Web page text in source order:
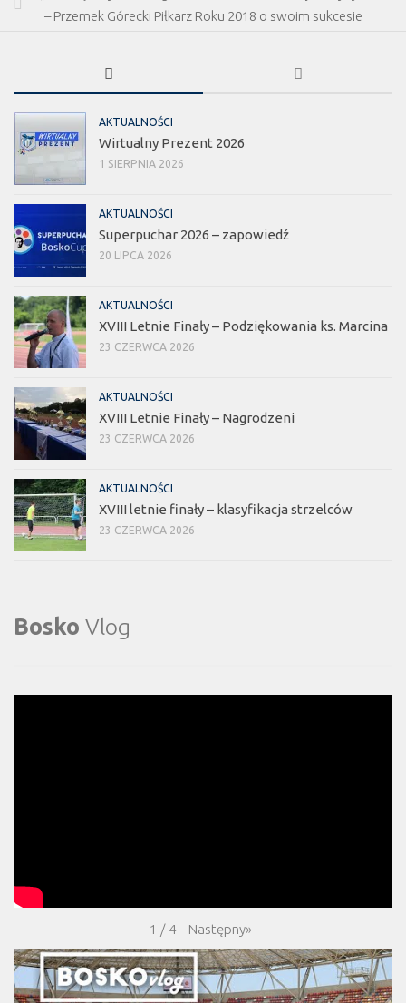
– Przemek Górecki Piłkarz Roku 2018 o swoim sukcesie
AKTUALNOŚCI
Wirtualny Prezent 2026
1 SIERPNIA 2026
AKTUALNOŚCI
Superpuchar 2026 – zapowiedź
20 LIPCA 2026
AKTUALNOŚCI
XVIII Letnie Finały – Podziękowania ks. Marcina
23 CZERWCA 2026
AKTUALNOŚCI
XVIII Letnie Finały – Nagrodzeni
23 CZERWCA 2026
AKTUALNOŚCI
XVIII letnie finały – klasyfikacja strzelców
23 CZERWCA 2026
Bosko Vlog
1 / 4 Następny»